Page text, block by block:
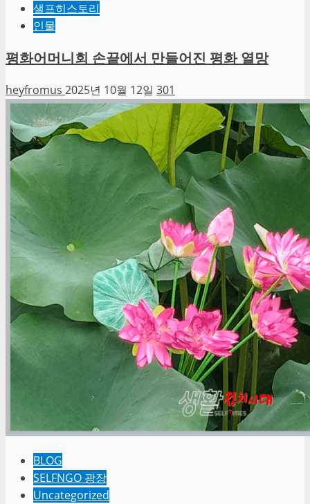
샐프히스토리
인물
평화어머니회 손끝에서 만들어진 평화 열망
heyfromus 2025년 10월 12일 301
BLOG
SELFNGO 광장
Uncategorized